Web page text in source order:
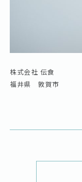
株式会社 伝食
福井県 敦賀市